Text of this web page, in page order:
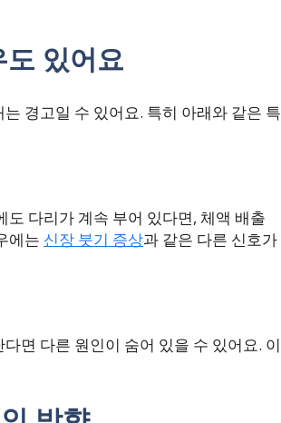
있어요
경고일 수 있어요. 특히 아래와 같은 특
다리가 계속 부어 있다면, 체액 배출
에는 신장 붓기 증상과 같은 다른 신호가
면 다른 원인이 숨어 있을 수 있어요. 이